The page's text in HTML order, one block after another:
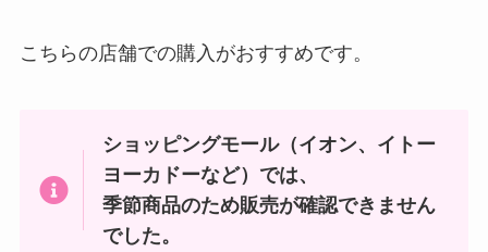
こちらの店舗での購入がおすすめです。
ショッピングモール（イオン、イトー
ヨーカドーなど） では、
季節商品のため販売が確認できません
でした。